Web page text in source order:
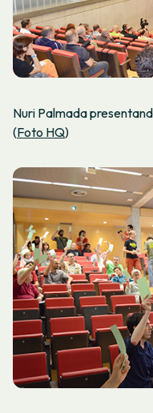
Nuri Palmada
(Foto HQ)